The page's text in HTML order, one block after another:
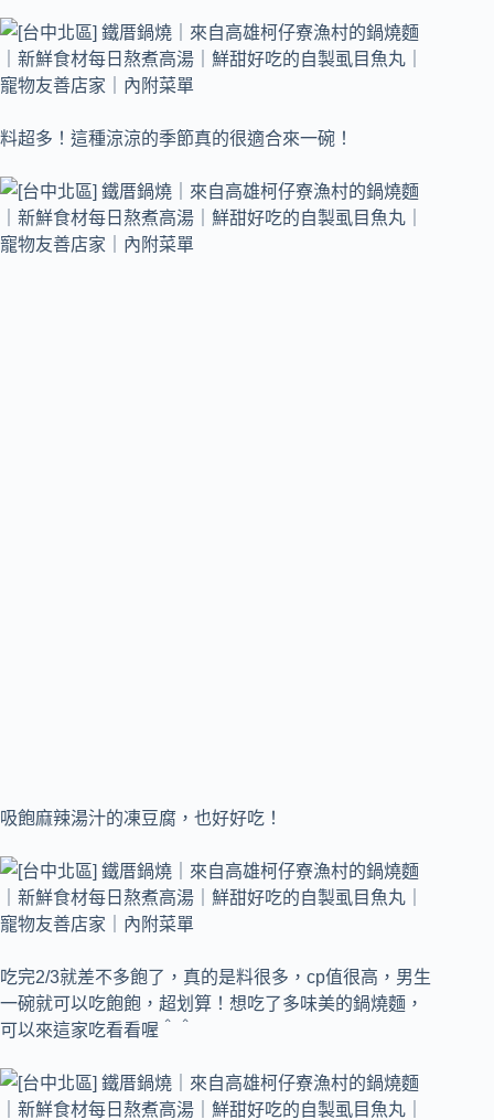
料超多！這種涼涼的季節真的很適合來一碗！
吸飽麻辣湯汁的凍豆腐，也好好吃！
吃完2/3就差不多飽了，真的是料很多，cp值很高，男生
一碗就可以吃飽飽，超划算！想吃了多味美的鍋燒麵，
可以來這家吃看看喔＾＾